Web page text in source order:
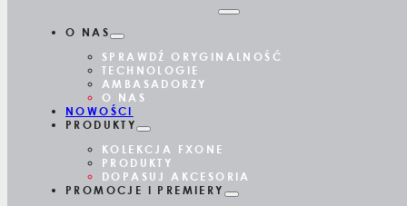
O NAS
SPRAWDŹ ORYGINALNOŚĆ
TECHNOLOGIE
AMBASADORZY
O NAS
NOWOŚCI
PRODUKTY
KOLEKCJA FXONE
PRODUKTY
DOPASUJ AKCESORIA
PROMOCJE I PREMIERY